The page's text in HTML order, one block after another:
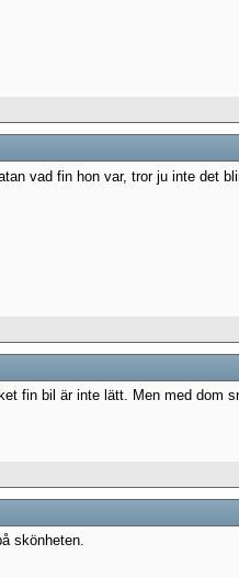
vad fin hon var, tror ju inte det
fin bil är inte lätt. Men med dom
skönheten.